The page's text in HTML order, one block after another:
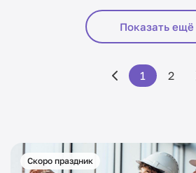
Показать ещё
1 2
Скоро праздник